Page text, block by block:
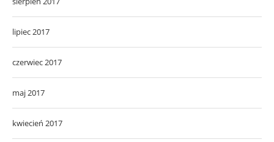
lipiec 2017
czerwiec 2017
maj 2017
kwiecień 2017